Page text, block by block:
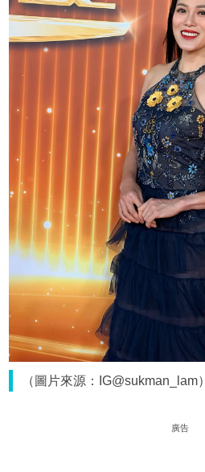
（圖片來源：IG@sukman_lam）
廣告